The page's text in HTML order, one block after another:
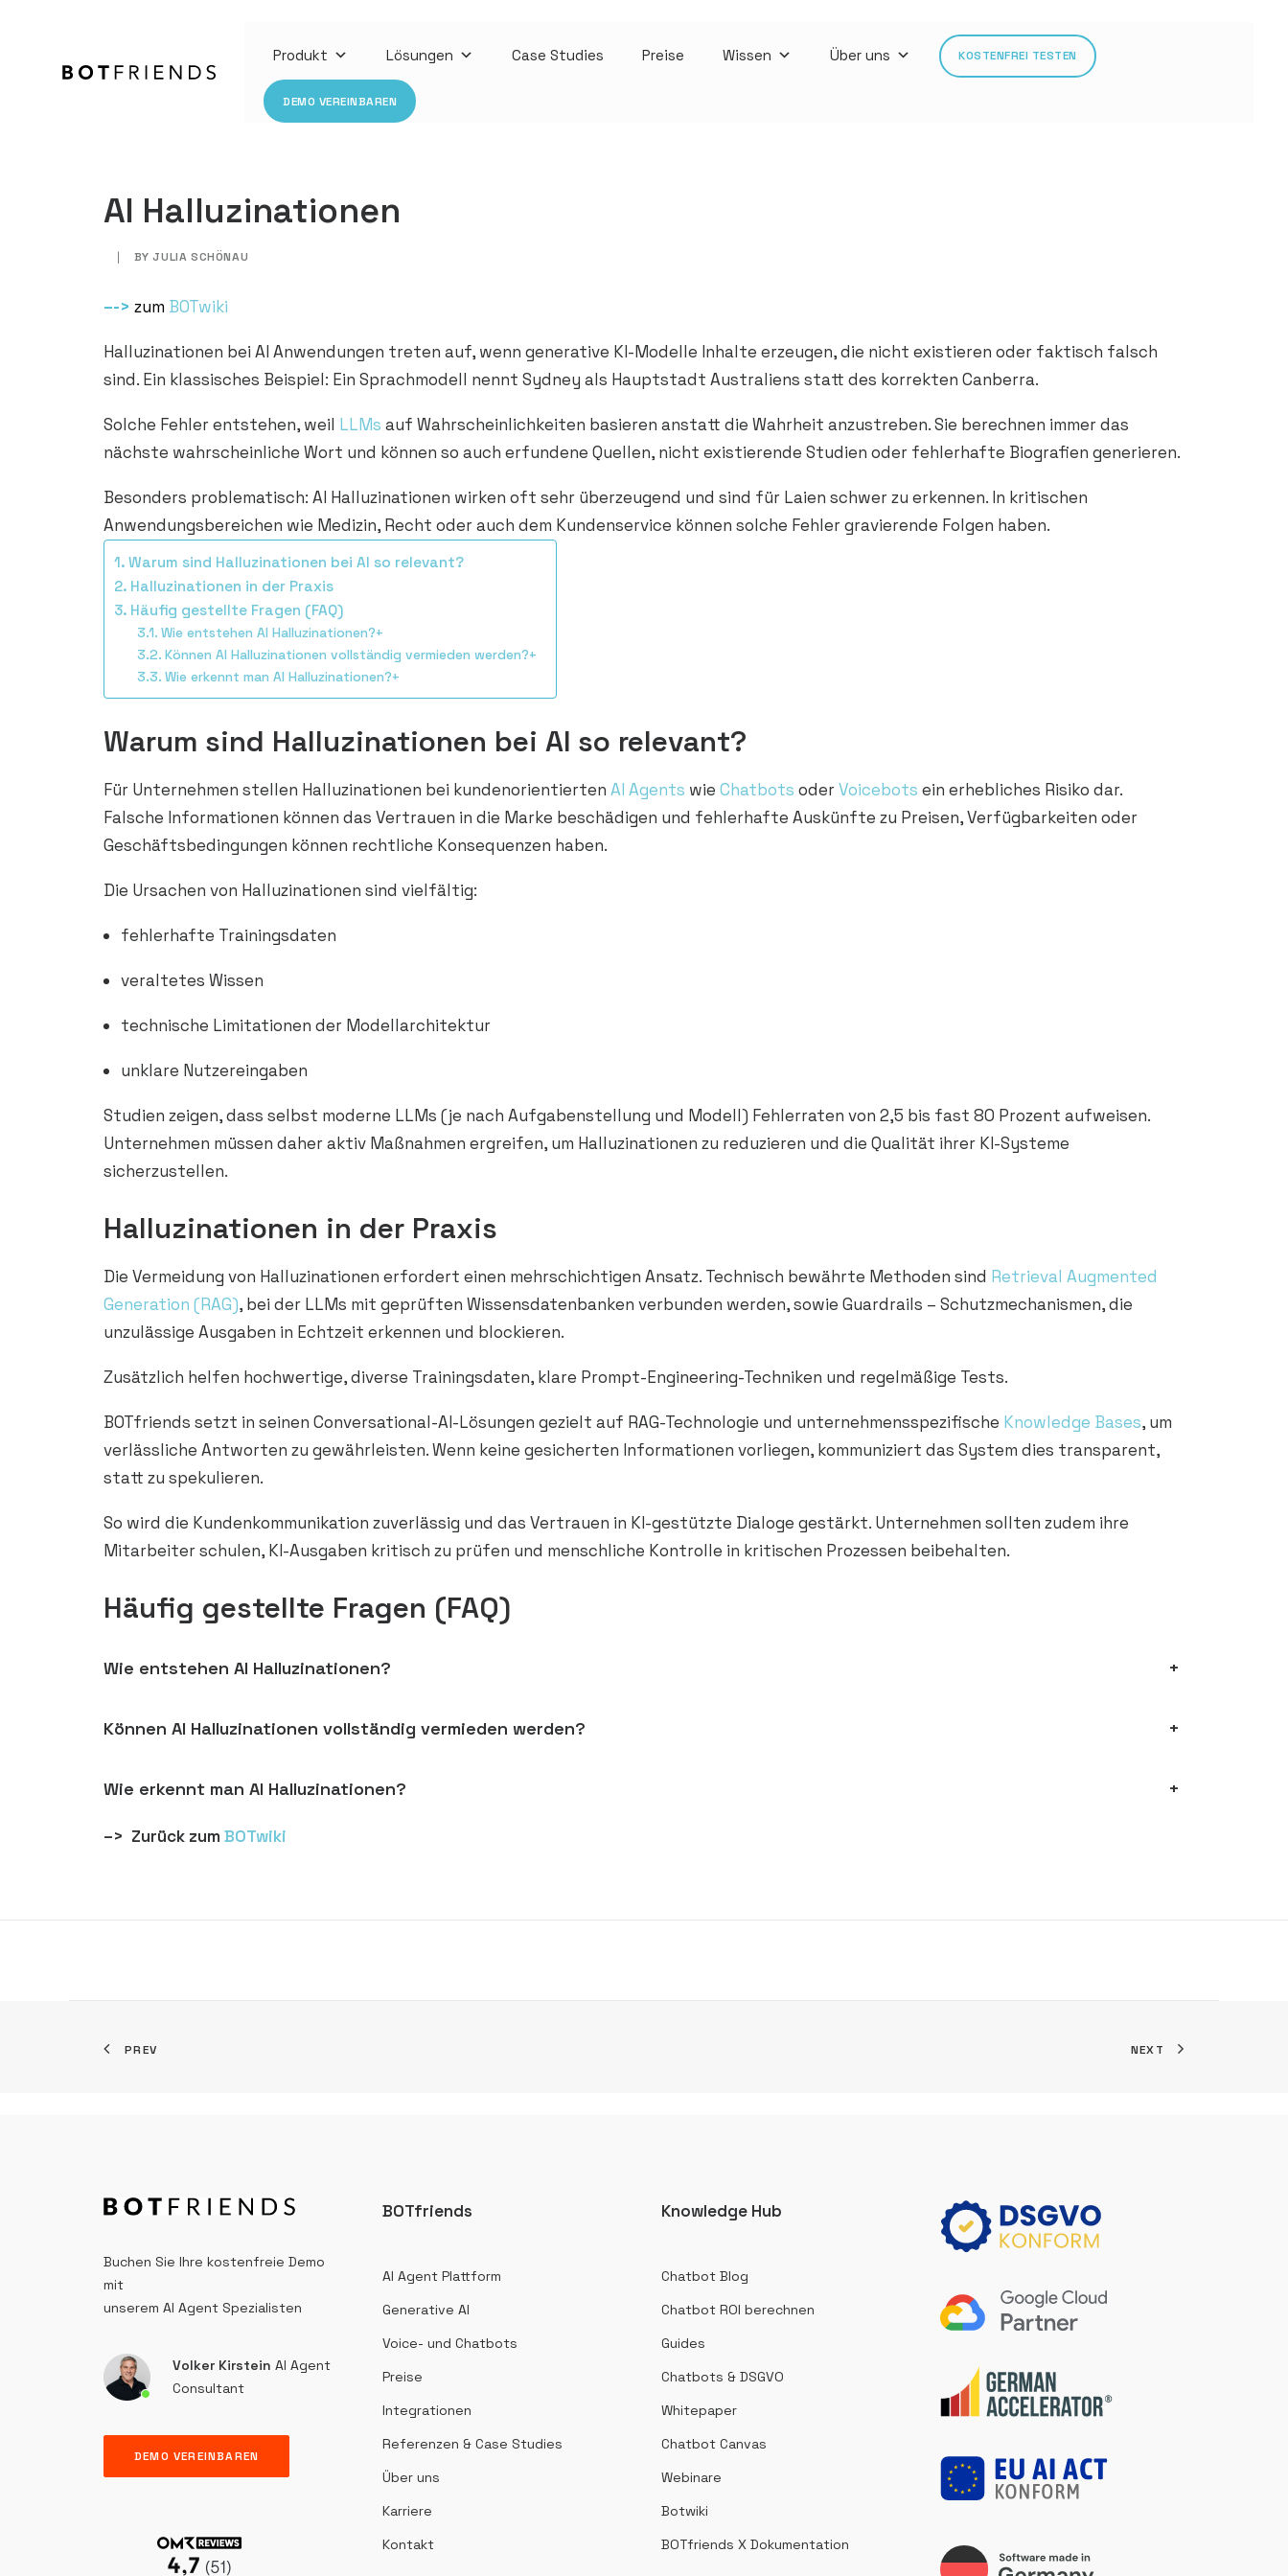
Produkt Lösungen Case Studies Preise Wissen Über uns KOSTENFREI TESTEN
DEMO VEREINBAREN
AI Halluzinationen
| BYJULIA SCHÖNAU
–-> zum BOTwiki
Halluzinationen bei AI Anwendungen treten auf, wenn generative KI-Modelle Inhalte erzeugen, die nicht existieren oder faktisch falsch
sind. Ein klassisches Beispiel: Ein Sprachmodell nennt Sydney als Hauptstadt Australiens statt des korrekten Canberra.
Solche Fehler entstehen, weil LLMs auf Wahrscheinlichkeiten basieren anstatt die Wahrheit anzustreben. Sie berechnen immer das
nächste wahrscheinliche Wort und können so auch erfundene Quellen, nicht existierende Studien oder fehlerhafte Biografien generieren.
Besonders problematisch: AI Halluzinationen wirken oft sehr überzeugend und sind für Laien schwer zu erkennen. In kritischen
Anwendungsbereichen wie Medizin, Recht oder auch dem Kundenservice können solche Fehler gravierende Folgen haben.
Warum sind Halluzinationen bei AI so relevant?
Halluzinationen in der Praxis
Häufig gestellte Fragen (FAQ)
Wie entstehen AI Halluzinationen?+
Können AI Halluzinationen vollständig vermieden werden?+
Wie erkennt man AI Halluzinationen?+
Warum sind Halluzinationen bei AI so relevant?
Für Unternehmen stellen Halluzinationen bei kundenorientierten AI Agents wie Chatbots oderVoicebots ein erhebliches Risiko dar.
Falsche Informationen können das Vertrauen in die Marke beschädigen und fehlerhafte Auskünfte zu Preisen, Verfügbarkeiten oder
Geschäftsbedingungen können rechtliche Konsequenzen haben.
Die Ursachen von Halluzinationen sind vielfältig:
fehlerhafte Trainingsdaten
veraltetes Wissen
technische Limitationen der Modellarchitektur
unklare Nutzereingaben
Studien zeigen, dass selbst moderne LLMs (je nach Aufgabenstellung und Modell) Fehlerraten von 2,5 bis fast 80 Prozent aufweisen.
Unternehmen müssen daher aktiv Maßnahmen ergreifen, um Halluzinationen zu reduzieren und die Qualität ihrer KI-Systeme
sicherzustellen.
Halluzinationen in der Praxis
Die Vermeidung von Halluzinationen erfordert einen mehrschichtigen Ansatz. Technisch bewährte Methoden sind Retrieval Augmented
Generation (RAG), bei der LLMs mit geprüften Wissensdatenbanken verbunden werden, sowie Guardrails – Schutzmechanismen, die
unzulässige Ausgaben in Echtzeit erkennen und blockieren.
Zusätzlich helfen hochwertige, diverse Trainingsdaten, klare Prompt-Engineering-Techniken und regelmäßige Tests.
BOTfriends setzt in seinen Conversational-AI-Lösungen gezielt auf RAG-Technologie und unternehmensspezifische Knowledge Bases, um
verlässliche Antworten zu gewährleisten. Wenn keine gesicherten Informationen vorliegen, kommuniziert das System dies transparent,
statt zu spekulieren.
So wird die Kundenkommunikation zuverlässig und das Vertrauen in KI-gestützte Dialoge gestärkt. Unternehmen sollten zudem ihre
Mitarbeiter schulen, KI-Ausgaben kritisch zu prüfen und menschliche Kontrolle in kritischen Prozessen beibehalten.
Häufig gestellte Fragen (FAQ)
Wie entstehen AI Halluzinationen? +
Können AI Halluzinationen vollständig vermieden werden? +
Wie erkennt man AI Halluzinationen? +
–> Zurück zum BOTwiki
PREV NEXT
Buchen Sie Ihre kostenfreie Demo
mit
unserem AI Agent Spezialisten
Volker Kirstein AI Agent
Consultant
DEMO VEREINBAREN
BOTfriends
AI Agent Plattform
Generative AI
Voice- und Chatbots
Preise
Integrationen
Referenzen & Case Studies
Über uns
Karriere
Kontakt
Knowledge Hub
Chatbot Blog
Chatbot ROI berechnen
Guides
Chatbots & DSGVO
Whitepaper
Chatbot Canvas
Webinare
Botwiki
BOTfriends X Dokumentation